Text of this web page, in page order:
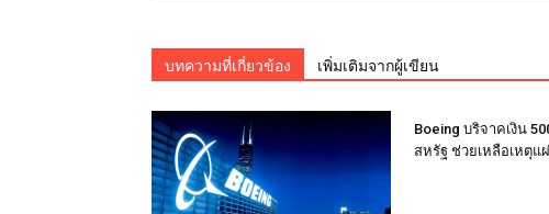
บทความที่เกี่ยวข้อง เพิ่มเติมจากผู้เขียน
Boeing บริจาคเงิน
สหรัฐ ช่วยเหลือเหตุ